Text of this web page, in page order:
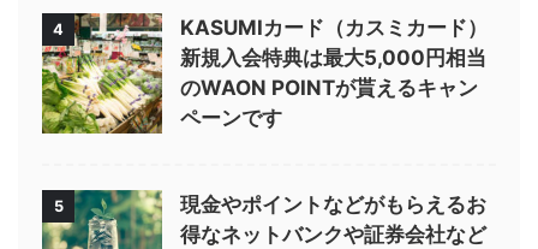
4
KASUMIカード（カスミカード）
新規入会特典は最大5,000円相当
のWAON POINTが貰えるキャン
ペーンです
5
現金やポイントなどがもらえるお
得なネットバンクや証券会社など